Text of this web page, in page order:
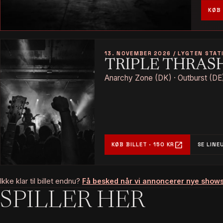
KØB
13. NOVEMBER 2026 / LYGTEN
TRIPLE
Anarchy Zone (DK) · Outburst
KØB BILLET · 150 KR open_in_new SE
Ikke klar til billet endnu? Få besked når vi annoncerer nye
SPILLER HER